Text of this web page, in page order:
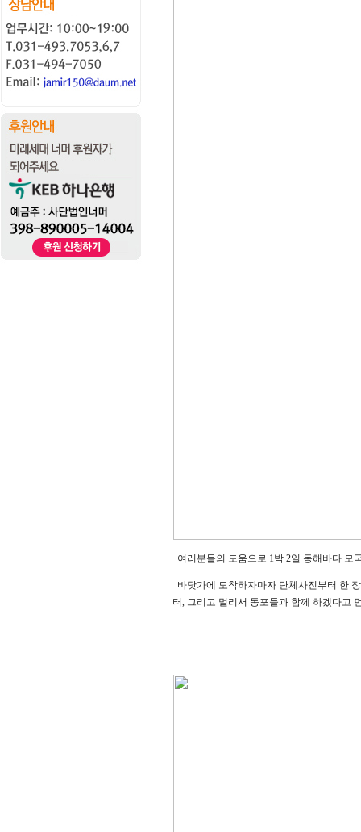
여러분들의 도움으로 1박 2일 동해바다 모
바닷가에 도착하자마자 단체사진부터 한
터, 그리고 멀리서 동포들과 함께 하겠다고